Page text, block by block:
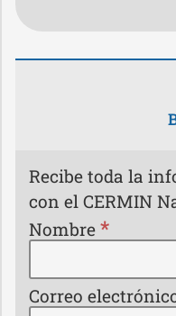
Recibe toda la
con el CERMIN
Nombre *
Correo